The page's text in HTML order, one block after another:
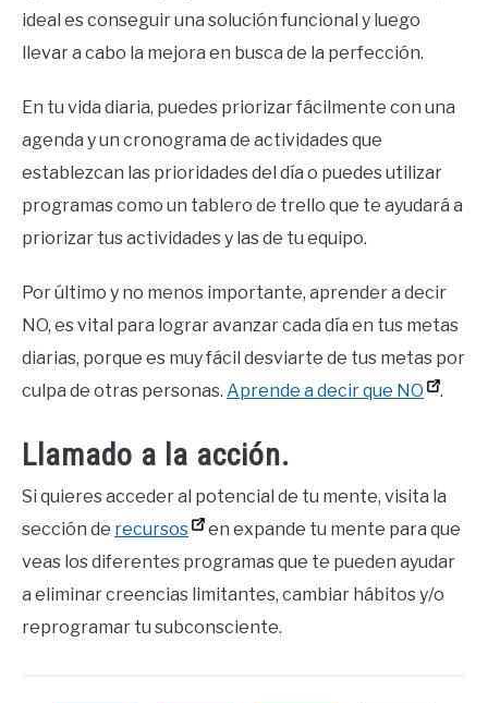
ideal es conseguir una solución funcional y luego
llevar a cabo la mejora en busca de la perfección.
En tu vida diaria, puedes priorizar fácilmente con una
agenda y un cronograma de actividades que
establezcan las prioridades del día o puedes utilizar
programas como un tablero de trello que te ayudará a
priorizar tus actividades y las de tu equipo.
Por último y no menos importante, aprender a decir
NO, es vital para lograr avanzar cada día en tus metas
diarias, porque es muy fácil desviarte de tus metas por
culpa de otras personas. Aprende a decir que NO .
Llamado a la acción.
Si quieres acceder al potencial de tu mente, visita la
sección de recursos
en expande tu mente para que
veas los diferentes programas que te pueden ayudar
a eliminar creencias limitantes, cambiar hábitos y/o
reprogramar tu subconsciente.